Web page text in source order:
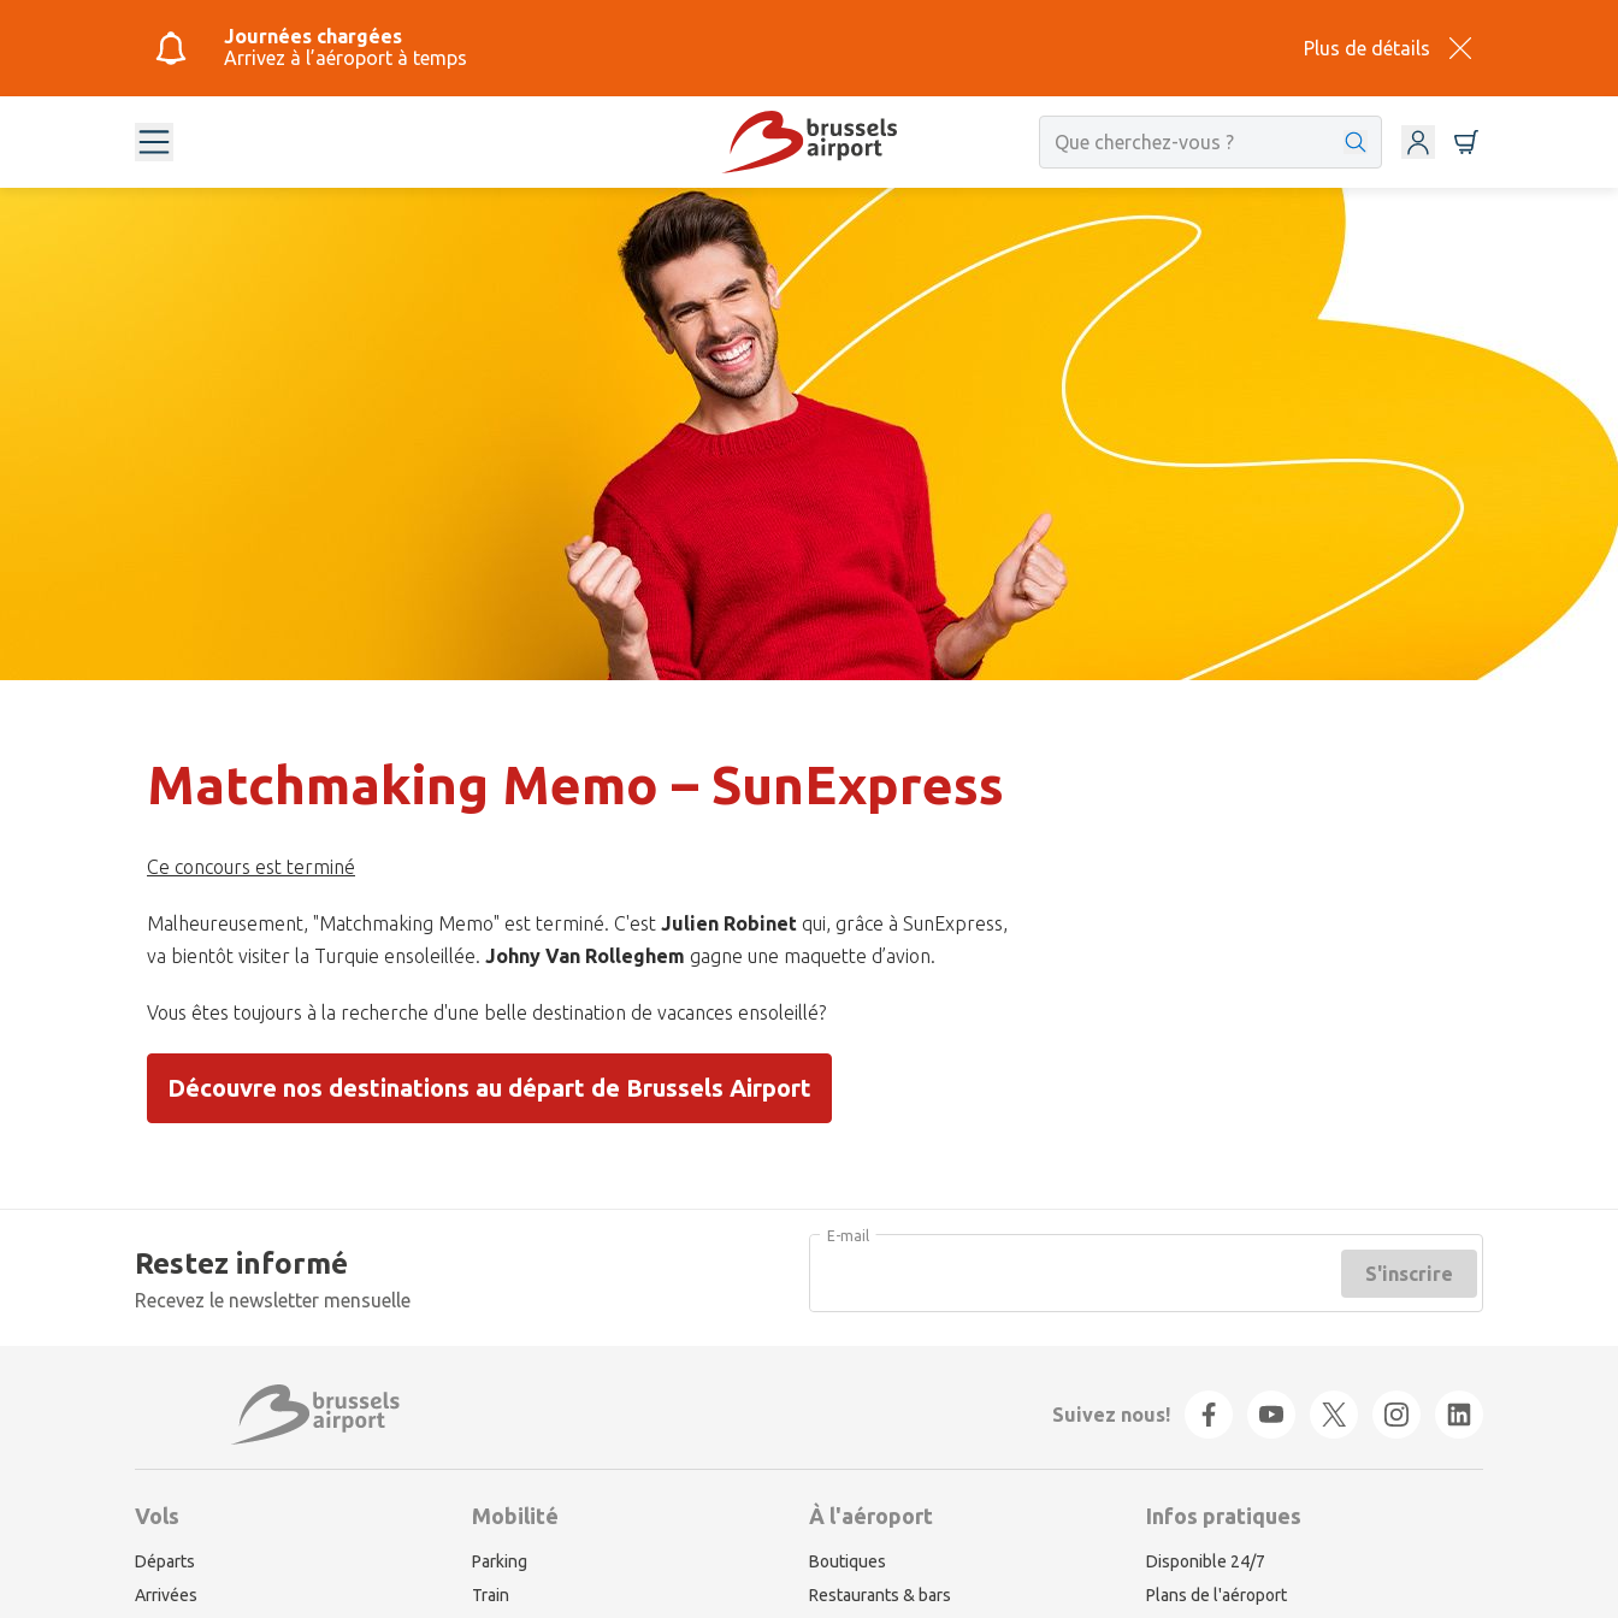
Journées chargées
Arrivez à l’aéroport à temps
Plus de détails
Matchmaking Memo – SunExpress
Ce concours est terminé
Malheureusement, "Matchmaking Memo" est terminé. C'est Julien Robinet qui, grâce à SunExpress,
va bientôt visiter la Turquie ensoleillée. Johny Van Rolleghem gagne une maquette d’avion.
Vous êtes toujours à la recherche d'une belle destination de vacances ensoleillé?
Découvre nos destinations au départ de Brussels Airport